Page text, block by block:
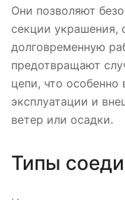
Они позволяют
секции украшения,
долговременную
предотвращают
цепи, что особенно
эксплуатации и
ветер или осадки.
Типы